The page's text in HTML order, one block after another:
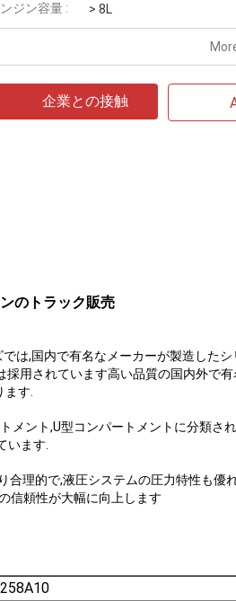
ジン容量 :
> 8L
企業との接触
のトラック販売
は,国内で有名なメーカーが製造した
用されています高い品質の国内外で
す.
メント,U型コンパートメントに分類さ
います.
理的で,液圧システムの圧力特性も優
信頼性が大幅に向上します